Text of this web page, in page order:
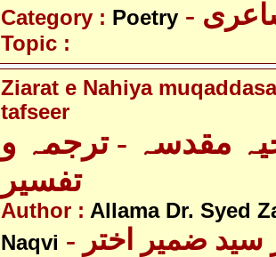
Category : Poetry
Topic :
Ziarat e Nahiya
tafseer
مقدسہ - ترجمہ و
تفسیر
Author : Allama Dr. Syed
Naqvi - علامہ ڈاکٹر سید ضمیر اختر